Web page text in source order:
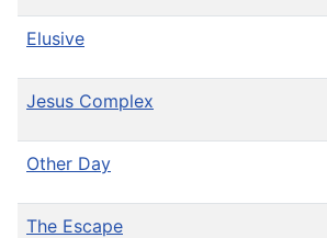
Elusive
Jesus Complex
Other Day
The Escape